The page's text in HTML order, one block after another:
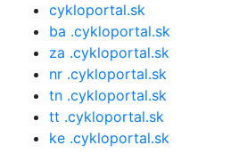
cykloportal.sk
ba .cykloportal.sk
za .cykloportal.sk
nr .cykloportal.sk
tn .cykloportal.sk
tt .cykloportal.sk
ke .cykloportal.sk